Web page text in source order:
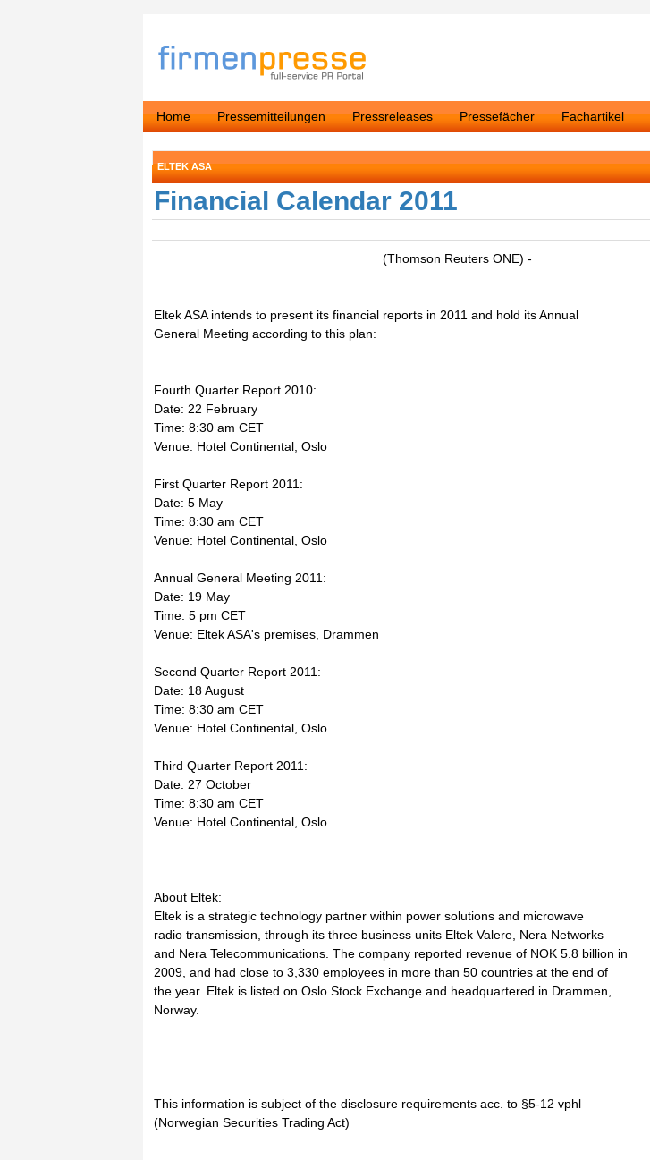
Home Pressemitteilungen Pressreleases Pressefächer Fachartikel
ELTEK ASA
Financial Calendar 2011
(Thomson Reuters ONE) -
Eltek ASA intends to present its financial reports in 2011 and hold its Annual
General Meeting according to this plan:
Fourth Quarter Report 2010:
Date: 22 February
Time: 8:30 am CET
Venue: Hotel Continental, Oslo
First Quarter Report 2011:
Date: 5 May
Time: 8:30 am CET
Venue: Hotel Continental, Oslo
Annual General Meeting 2011:
Date: 19 May
Time: 5 pm CET
Venue: Eltek ASA's premises, Drammen
Second Quarter Report 2011:
Date: 18 August
Time: 8:30 am CET
Venue: Hotel Continental, Oslo
Third Quarter Report 2011:
Date: 27 October
Time: 8:30 am CET
Venue: Hotel Continental, Oslo
About Eltek:
Eltek is a strategic technology partner within power solutions and microwave
radio transmission, through its three business units Eltek Valere, Nera Networks
and Nera Telecommunications. The company reported revenue of NOK 5.8 billion in
2009, and had close to 3,330 employees in more than 50 countries at the end of
the year. Eltek is listed on Oslo Stock Exchange and headquartered in Drammen,
Norway.
This information is subject of the disclosure requirements acc. to §5-12 vphl
(Norwegian Securities Trading Act)